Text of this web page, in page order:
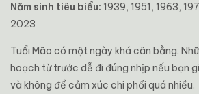
Năm sinh tiêu biểu: 1939, 1951, 1963,
2023
Tuổi Mão có một ngày khá cân bằng.
hoạch từ trước dễ đi đúng nhịp nếu bạn
và không để cảm xúc chi phối quá nhiều.